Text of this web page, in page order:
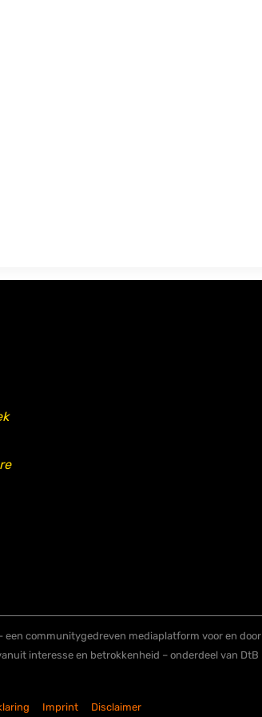
communitygedreven mediaplatform voor en door
interesse en betrokkenheid – onderdeel van DtB
Imprint Disclaimer